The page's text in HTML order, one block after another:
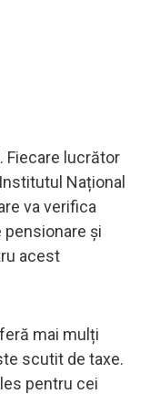
Fiecare lucrător
Național
va verifica
și
acest
mai mulți
scutit de taxe.
pentru cei